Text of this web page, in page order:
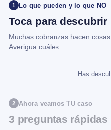
1 Lo que pueden y lo que NO
Toca para descubrir
Muchas cobranzas hacen
Averigua cuáles.
Has
2 Ahora veamos TU caso
3 preguntas rápidas